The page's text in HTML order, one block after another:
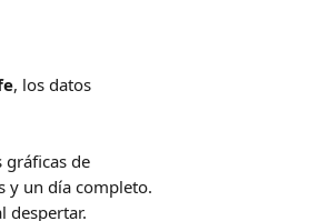
, los datos
gráficas de
y un día completo.
despertar.